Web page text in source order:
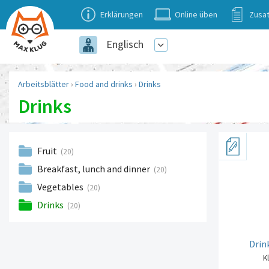
Erklärungen Online üben
Englisch
Arbeitsblätter › Food and drinks › Drinks
Drinks
Fruit (20)
Breakfast, lunch and dinner (20)
Vegetables (20)
Drinks (20)